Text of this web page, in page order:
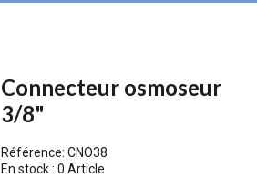
Connecteur osmoseur
3/8"
Référence: CNO38
En stock : 0 Article